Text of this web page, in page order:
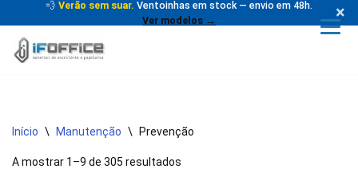
💨 Verão sem suar. Ventoinhas em stock — envio em 48h.
Ver modelos →
×
conteúdo
Início \ Manutenção \ Prevenção
A mostrar 1–9 de 305 resultados